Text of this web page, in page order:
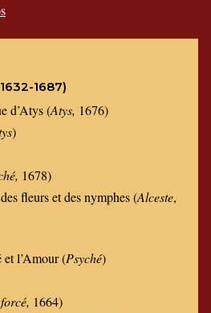
1687)
d’Atys (Atys, 1676)
)
1678)
fleurs et des nymphes (Alceste,
et l’Amour (Psyché)
1664)